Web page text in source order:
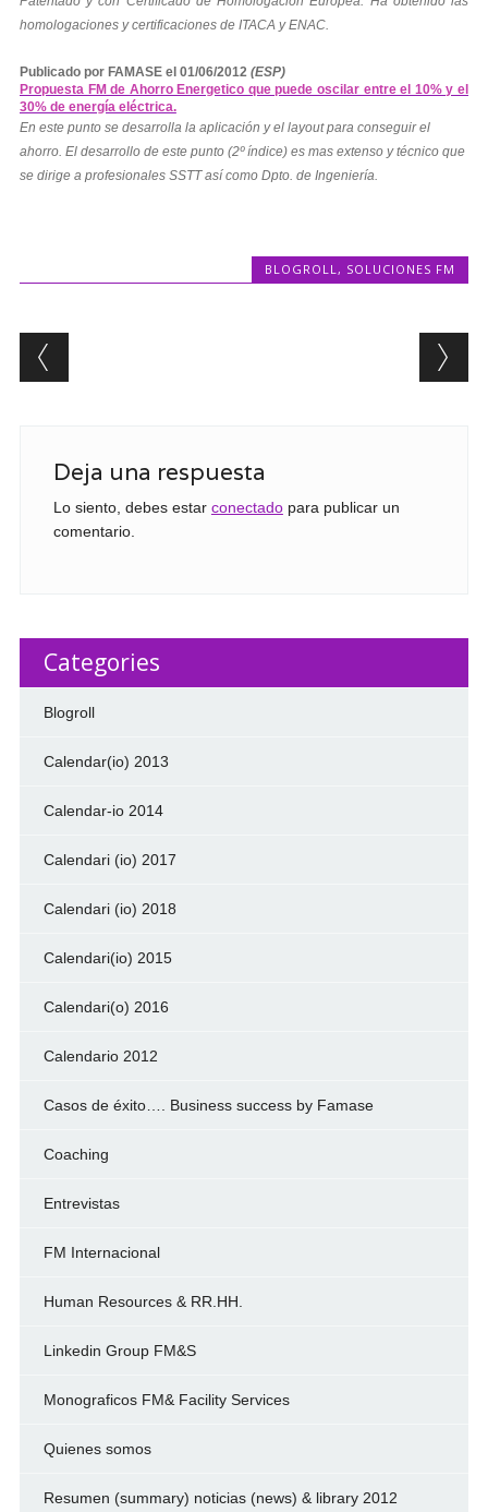
homologaciones y certificaciones de ITACA y ENAC.
Publicado por FAMASE el 01/06/2012 (ESP)
Propuesta FM de Ahorro Energetico que puede oscilar entre el 10% y el
30% de energía eléctrica.
En este punto se desarrolla la aplicación y el layout para conseguir el
ahorro. El desarrollo de este punto (2º índice) es mas extenso y técnico que
se dirige a profesionales SSTT así como Dpto. de Ingeniería.
BLOGROLL, SOLUCIONES FM
Post navigation
Deja una respuesta
Lo siento, debes estar conectadopara publicar un
comentario.
Categories
Blogroll
Calendar(io) 2013
Calendar-io 2014
Calendari (io) 2017
Calendari (io) 2018
Calendari(io) 2015
Calendari(o) 2016
Calendario 2012
Casos de éxito…. Business success by Famase
Coaching
Entrevistas
FM Internacional
Human Resources & RR.HH.
Linkedin Group FM&S
Monograficos FM& Facility Services
Quienes somos
Resumen (summary) noticias (news) & library 2012